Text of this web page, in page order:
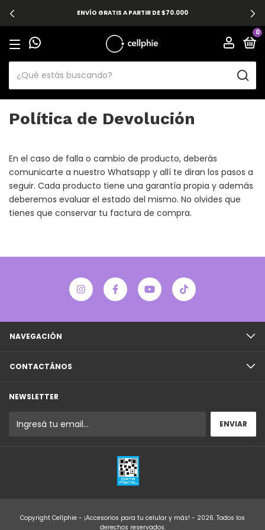
ENVÍO GRATIS A PARTIR DE $70.000
0
Política de Devolución
En el caso de falla o cambio de producto, deberás
comunicarte a nuestro Whatsapp y allí te diran los pasos a
seguir. Cada producto tiene una garantía propia y además
deberemos evaluar el estado del mismo. No olvides que
tienes que conservar tu factura de compra.
NAVEGACIÓN
CONTACTÁNOS
NEWSLETTER
Copyright Cellphie - ¡Accesorios para tu celular y más! - 2026. Todos los
derechos reservados.